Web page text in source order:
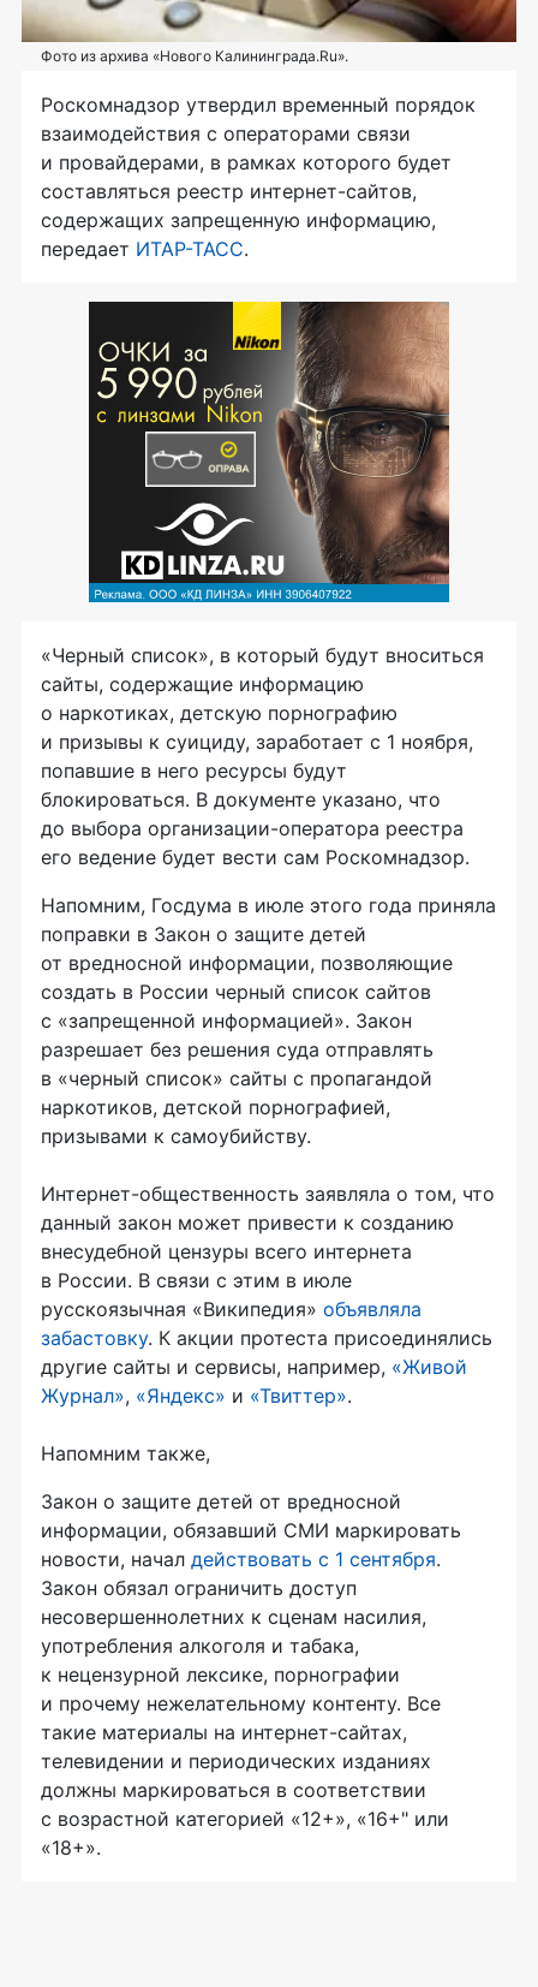
Фото из архива «Нового Калининграда.Ru».
Роскомнадзор утвердил временный порядок
взаимодействия с операторами связи
и провайдерами, в рамках которого будет
составляться реестр интернет-сайтов,
содержащих запрещенную информацию,
передает ИТАР-ТАСС.
«Черный список», в который будут вноситься
сайты, содержащие информацию
о наркотиках, детскую порнографию
и призывы к суициду, заработает с 1 ноября,
попавшие в него ресурсы будут
блокироваться. В документе указано, что
до выбора организации-оператора реестра
его ведение будет вести сам Роскомнадзор.
Напомним, Госдума в июле этого года приняла
поправки в Закон о защите детей
от вредносной информации, позволяющие
создать в России черный список сайтов
с «запрещенной информацией». Закон
разрешает без решения суда отправлять
в «черный список» сайты с пропагандой
наркотиков, детской порнографией,
призывами к самоубийству.
Интернет-общественность заявляла о том, что
данный закон может привести к созданию
внесудебной цензуры всего интернета
в России. В связи с этим в июле
русскоязычная «Википедия» объявляла
забастовку. К акции протеста присоединялись
другие сайты и сервисы, например, «Живой
Журнал», «Яндекс» и «Твиттер».
Напомним также,
Закон о защите детей от вредносной
информации, обязавший СМИ маркировать
новости, начал действовать с 1 сентября.
Закон обязал ограничить доступ
несовершеннолетних к сценам насилия,
употребления алкоголя и табака,
к нецензурной лексике, порнографии
и прочему нежелательному контенту. Все
такие материалы на интернет-сайтах,
телевидении и периодических изданиях
должны маркироваться в соответствии
с возрастной категорией «12+», «16+" или
«18+».